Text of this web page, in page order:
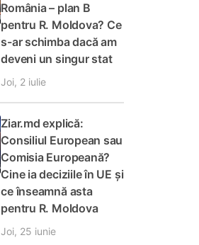
România – plan B
pentru R. Moldova? Ce
s-ar schimba dacă am
deveni un singur stat
Joi, 2 iulie
Ziar.md explică:
Consiliul European sau
Comisia Europeană?
Cine ia deciziile în UE și
ce înseamnă asta
pentru R. Moldova
Joi, 25 iunie